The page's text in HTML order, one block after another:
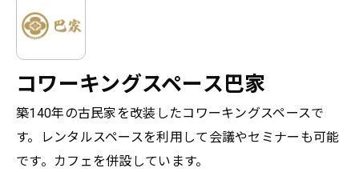
コワーキングスペース巴家
築140年の古民家を改装したコワーキングスペースで
す。レンタルスペースを利用して会議やセミナーも可能
です。カフェを併設しています。